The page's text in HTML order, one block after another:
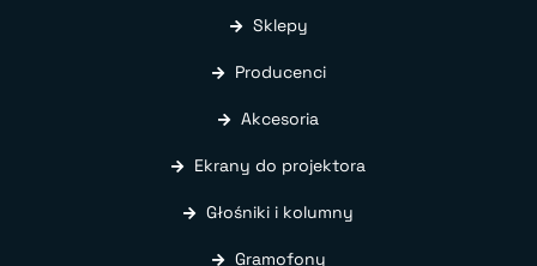
Sklepy
Producenci
Akcesoria
Ekrany do projektora
Głośniki i kolumny
Gramofony